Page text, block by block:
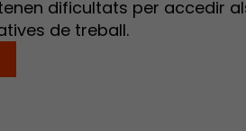
dificultats per accedir
de treball.